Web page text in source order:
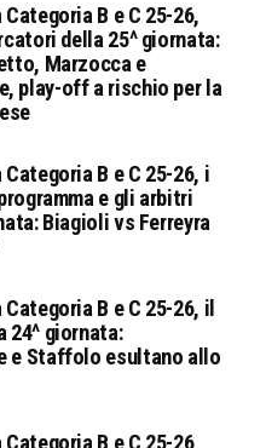
B e C 25-26,
della 25^ giornata:
Marzocca e
play-off a rischio per la
B e C 25-26, i
e gli arbitri
Biagioli vs Ferreyra
B e C 25-26, il
24^ giornata:
e Staffolo esultano allo
B e C 25-26,